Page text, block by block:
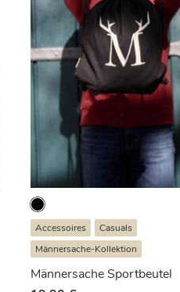
Accessoires
Casuals
Männersache-Kollektion
Männersache Sportbeutel